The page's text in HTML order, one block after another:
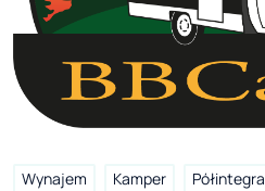
Wynajem Kamper Półintegra